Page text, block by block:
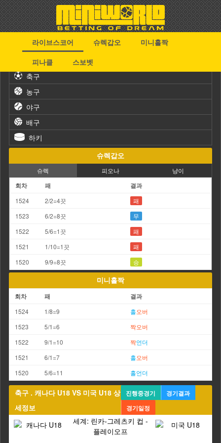
라이브스코어 슈렉갑오
미니홀짝
피나클
스보벳
축구
농구
야구
배구
하키
슈렉갑오
슈렉 피오나 냥이
회차 패 결과
1524 2/2=4끗
패
1523
6/2=8끗
무
1522
5/6=1끗
패
1521
1/10=1끗
패
1520
9/9=8끗 승
미니홀짝
회차 패 결과
1524 1/8=9 홀오버
1523
5/1=6 짝오버
1522
9/1=10 짝언더
1521
6/1=7 홀오버
1520
5/6=11 홀언더
축구 . 캐나다 U18 VS 미국 U18 상
세정보
진행중경기
경기결과
경기일정
세계: 린카-그레츠키 컵 -
플레이오프